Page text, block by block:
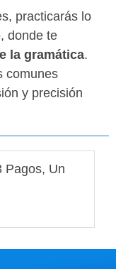
practicarás lo
donde te
la gramática.
comunes
y precisión
Pagos, Un